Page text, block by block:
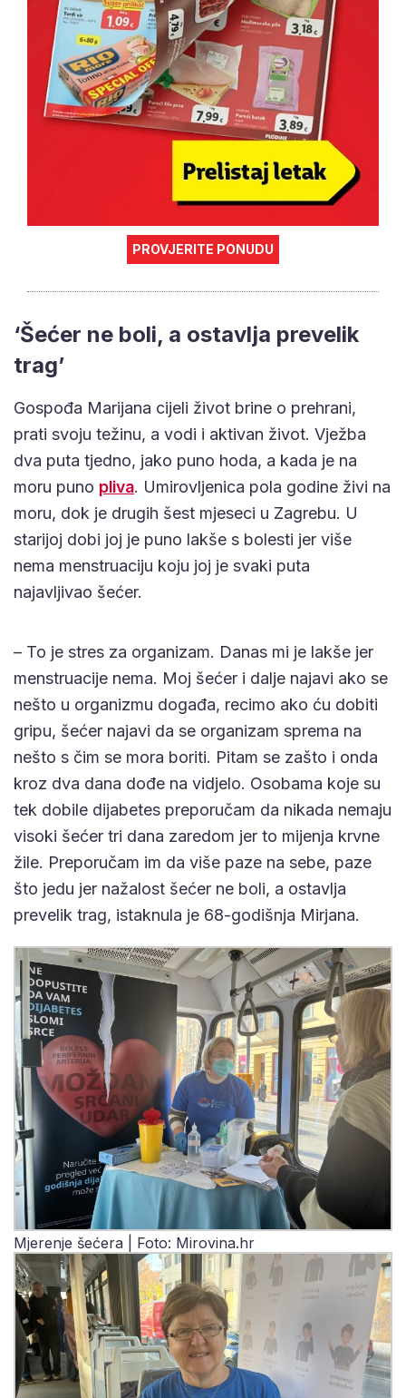
PROVJERITE PONUDU
‘Šećer ne boli, a ostavlja prevelik
trag’
Gospođa Marijana cijeli život brine o prehrani,
prati svoju težinu, a vodi i aktivan život. Vježba
dva puta tjedno, jako puno hoda, a kada je na
moru puno pliva. Umirovljenica pola godine živi na
moru, dok je drugih šest mjeseci u Zagrebu. U
starijoj dobi joj je puno lakše s bolesti jer više
nema menstruaciju koju joj je svaki puta
najavljivao šećer.
– To je stres za organizam. Danas mi je lakše jer
menstruacije nema. Moj šećer i dalje najavi ako se
nešto u organizmu događa, recimo ako ću dobiti
gripu, šećer najavi da se organizam sprema na
nešto s čim se mora boriti. Pitam se zašto i onda
kroz dva dana dođe na vidjelo. Osobama koje su
tek dobile dijabetes preporučam da nikada nemaju
visoki šećer tri dana zaredom jer to mijenja krvne
žile. Preporučam im da više paze na sebe, paze
što jedu jer nažalost šećer ne boli, a ostavlja
prevelik trag, istaknula je 68-godišnja Mirjana.
Mjerenje šećera | Foto: Mirovina.hr